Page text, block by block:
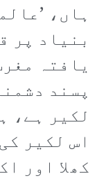
ہاں،
بنیاد پر
یافتہ
پسند
لکیر ہے،
اس لکیر
کھلا اور